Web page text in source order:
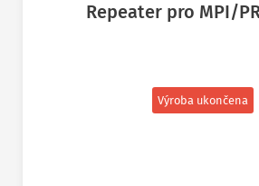
Repeater pro MPI/
Výroba ukončena